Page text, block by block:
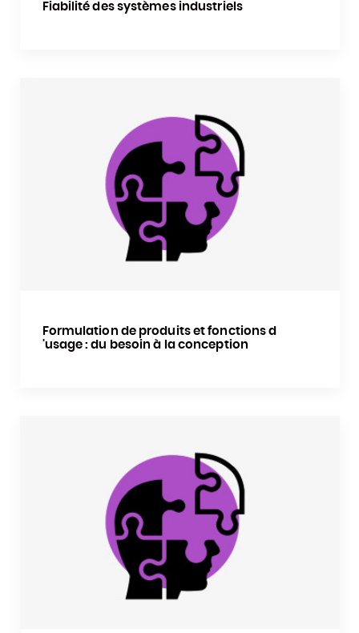
Fiabilité des systèmes industriels
Formulation de produits et fonctions d
'usage : du besoin à la conception